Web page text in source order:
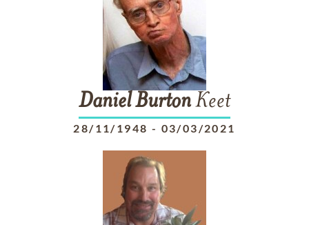
DanielBurtonKeet
28/11/1948 - 03/03/2021